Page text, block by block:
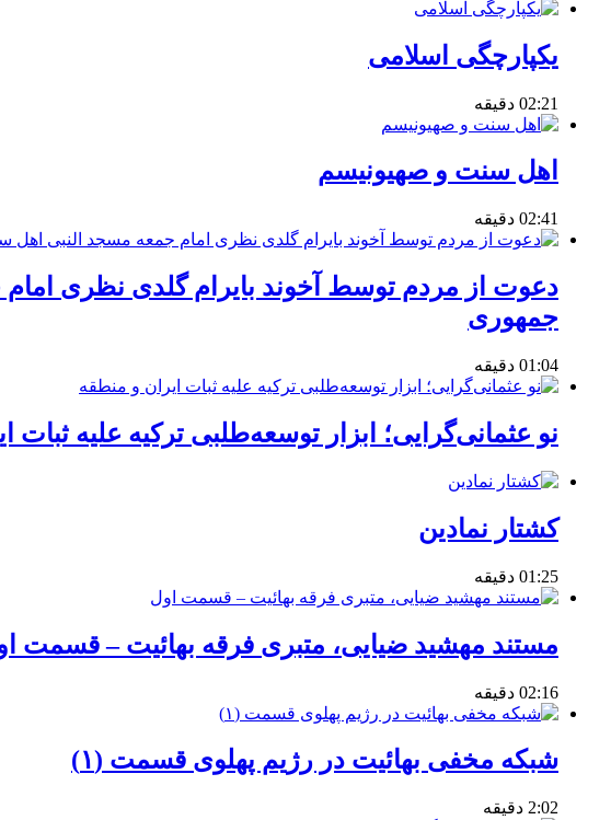
یکپارچگی اسلامی
02:21 دقیقه
اهل سنت و صهیونیسم
02:41 دقیقه
دعوت از مردم توسط آخوند بایرام گلدی نظری
جمهوری
01:04 دقیقه
نو عثمانی‌گرایی؛ ابزار توسعه‌طلبی ترکیه علیه ثبات
کشتار نمادین
01:25 دقیقه
مستند مهشید ضیایی، متبری فرقه بهائیت – قسمت
02:16 دقیقه
شبکه مخفی بهائیت در رژیم پهلوی قسمت (۱)
2:02 دقیقه